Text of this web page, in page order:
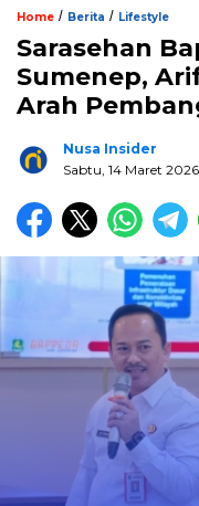
Home / Berita / Lifestyle
Sarasehan
Sumenep,
Arah
Nusa Insider
Sabtu, 14 Maret 2026